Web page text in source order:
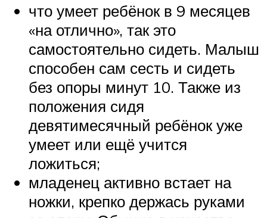
что умеет ребёнок в 9 месяцев
«на отлично», так это
самостоятельно сидеть. Малыш
способен сам сесть и сидеть
без опоры минут 10. Также из
положения сидя
девятимесячный ребёнок уже
умеет или ещё учится
ложиться;
младенец активно встает на
ножки, крепко держась руками